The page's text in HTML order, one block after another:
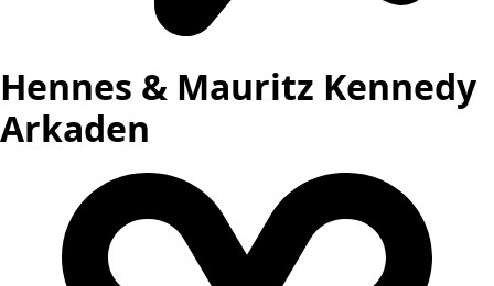
Hennes & Mauritz Kennedy
Arkaden